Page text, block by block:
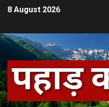
8 August 2026